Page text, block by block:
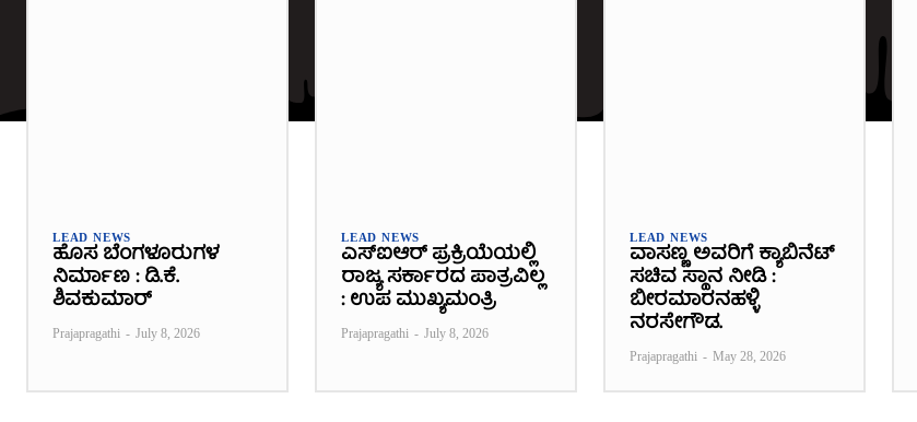
LEAD NEWS
ಹೊಸ ಬೆಂಗಳೂರುಗಳ
ನಿರ್ಮಾಣ : ಡಿ.ಕೆ.
ಶಿವಕುಮಾರ್
Prajapragathi - July 8, 2026
LEAD NEWS
ಎಸ್‌ಐಆರ್ ಪ್ರಕ್ರಿಯೆಯಲ್ಲಿ
ರಾಜ್ಯ ಸರ್ಕಾರದ ಪಾತ್ರವಿಲ್ಲ
: ಉಪ ಮುಖ್ಯಮಂತ್ರಿ
Prajapragathi - July 8, 2026
LEAD NEWS
ವಾಸಣ್ಣ ಅವರಿಗೆ ಕ್ಯಾಬಿನೆಟ್
ಸಚಿವ ಸ್ಥಾನ ನೀಡಿ :
ಬೀರಮಾರನಹಳ್ಳಿ
ನರಸೇಗೌಡ.
Prajapragathi - May 28, 2026